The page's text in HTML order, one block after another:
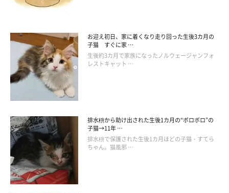
お迎え初日、家に着くなり走り回った生後3カ月の
子猫 すぐに家 …
生後約3カ月で家族になったノルウェージャンフォ
レストキャット …
排水枡から助け出された生後1カ月の“ボロボロ”の
子猫→11年 …
排水枡で保護された生後1カ月ほどの子猫・すてら
ちゃん。猫風邪 …